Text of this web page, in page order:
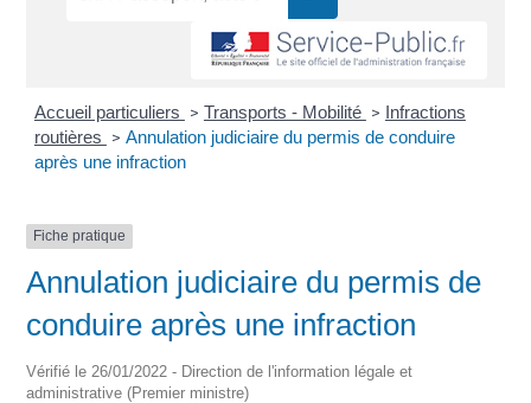
Accueil particuliers > Transports - Mobilité > Infractions
routières
> Annulation judiciaire du permis de conduire
après une infraction
Fiche pratique
Annulation judiciaire du permis de
conduire après une infraction
Vérifié le 26/01/2022 - Direction de l'information légale et
administrative (Premier ministre)